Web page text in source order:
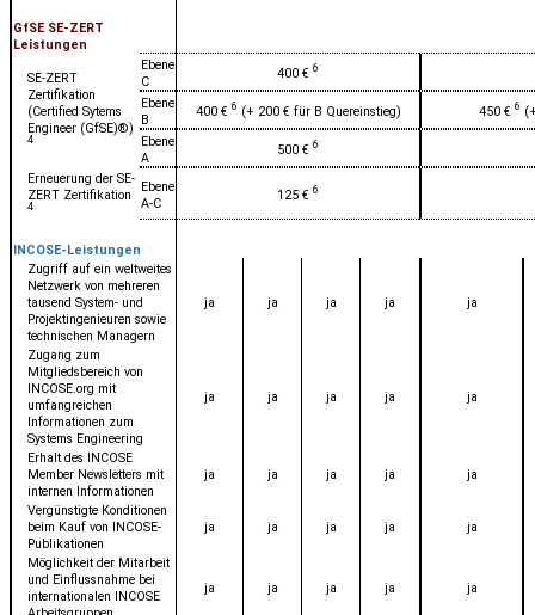
GfSE SE-ZERT
Leistungen
SE-ZERT
Zertifikation
(Certified Sytems
Engineer (GfSE)®)
4
Ebene
C
400 € 6
Ebene
B
400 € 6 (+ 200 € für B Quereinstieg) 450 € 6
Ebene
A
500 € 6
Erneuerung der SE-
ZERT Zertifikation
4
Ebene
A-C
125 € 6
INCOSE-Leistungen
Zugriff auf ein weltweites
Netzwerk von mehreren
tausend System- und
Projektingenieuren sowie
technischen Managern
ja ja ja ja ja
Zugang zum
Mitgliedsbereich von
INCOSE.org mit
umfangreichen
Informationen zum
Systems Engineering
ja ja ja ja ja
Erhalt des INCOSE
Member Newsletters mit
internen Informationen
ja ja ja ja ja
Vergünstigte Konditionen
beim Kauf von INCOSE-
Publikationen
ja ja ja ja ja
Möglichkeit der Mitarbeit
und Einflussnahme bei
internationalen INCOSE
ja ja ja ja ja